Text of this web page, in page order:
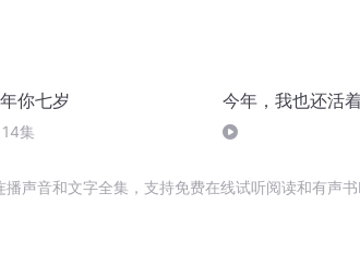
你七岁
14集
今年，我也还活
声音和文字全集，支持免费在线试听阅读和有声书